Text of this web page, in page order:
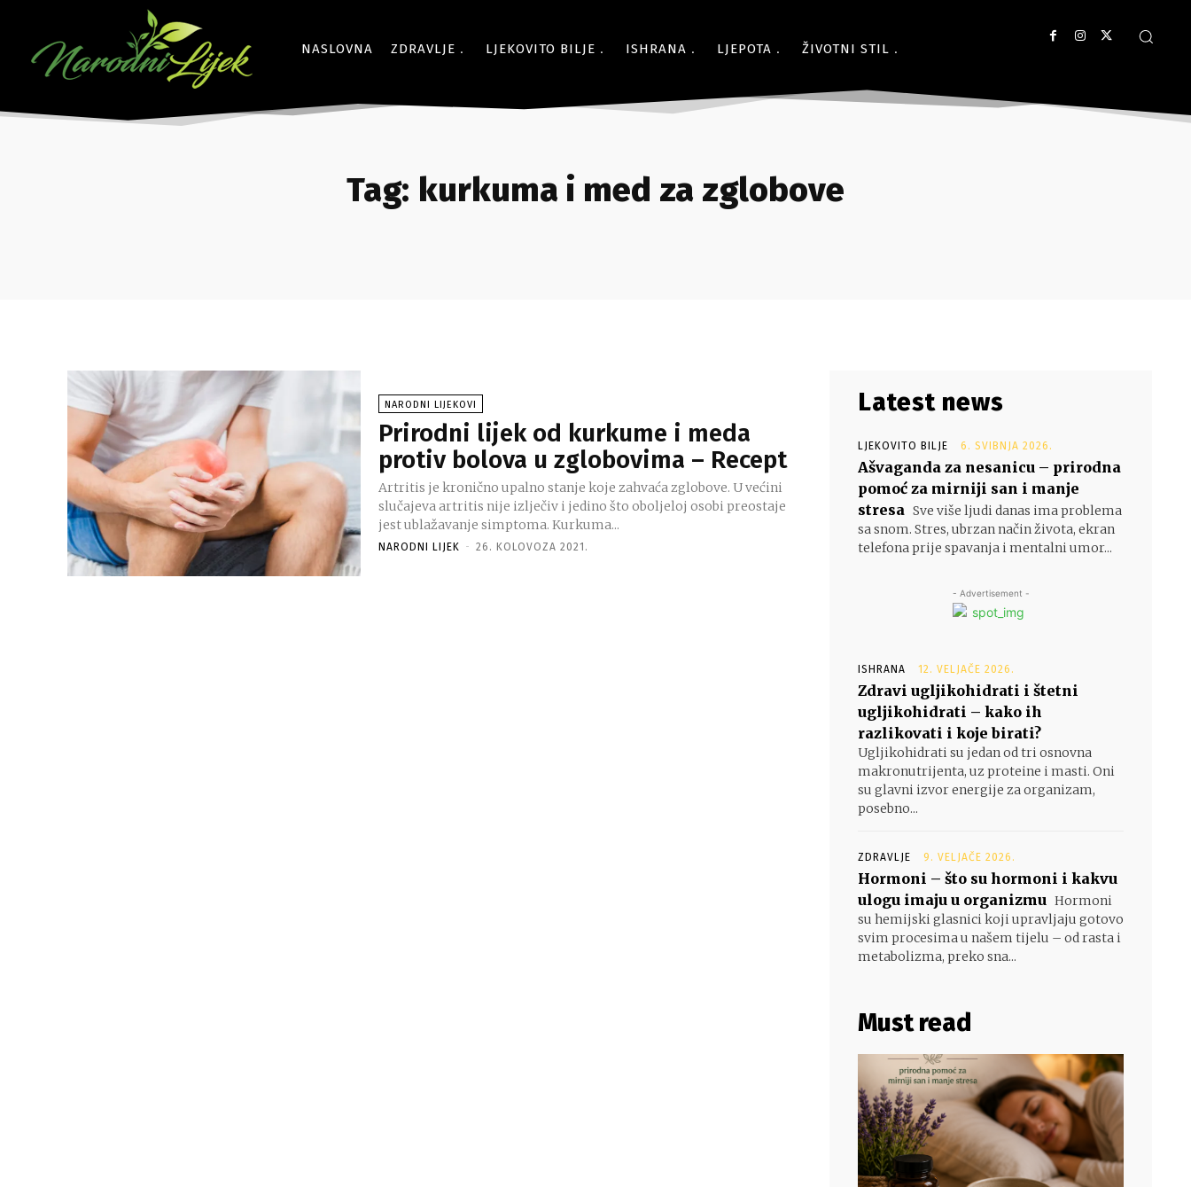
NASLOVNA ZDRAVLJE LJEKOVITO BILJE ISHRANA LJEPOTA ŽIVOTNI STIL
Tag: kurkuma i med za zglobove
NARODNI LIJEKOVI
Prirodni lijek od kurkume i meda
protiv bolova u zglobovima – Recept
Artritis je kronično upalno stanje koje zahvaća zglobove. U većini
slučajeva artritis nije izlječiv i jedino što oboljeloj osobi preostaje
jest ublažavanje simptoma. Kurkuma...
NARODNI LIJEK - 26. KOLOVOZA 2021.
Latest news
LJEKOVITO BILJE 6. SVIBNJA 2026.
Ašvaganda za nesanicu – prirodna
pomoć za mirniji san i manje
stresa Sve više ljudi danas ima problema
sa snom. Stres, ubrzan način života, ekran
telefona prije spavanja i mentalni umor...
- Advertisement -
ISHRANA 12. VELJAČE 2026.
Zdravi ugljikohidrati i štetni
ugljikohidrati – kako ih
razlikovati i koje birati?
Ugljikohidrati su jedan od tri osnovna
makronutrijenta, uz proteine i masti. Oni
su glavni izvor energije za organizam,
posebno...
ZDRAVLJE 9. VELJAČE 2026.
Hormoni – što su hormoni i kakvu
ulogu imaju u organizmu Hormoni
su hemijski glasnici koji upravljaju gotovo
svim procesima u našem tijelu – od rasta i
metabolizma, preko sna...
Must read